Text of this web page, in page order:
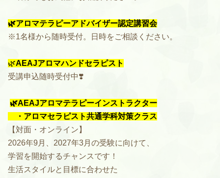
🌿アロマテラピーアドバイザー認定講習会
※1名様から随時受付。日時をご相談ください。
🌿AEAJアロマハンドセラピスト
受講申込随時受付中❣️
🌿AEAJアロマテラピーインストラクター
・アロマセラピスト共通学科対策クラス
【対面・オンライン】
2026年9月、2027年3月の受験に向けて、
学習を開始するチャンスです！
生活スタイルと目標に合わせた